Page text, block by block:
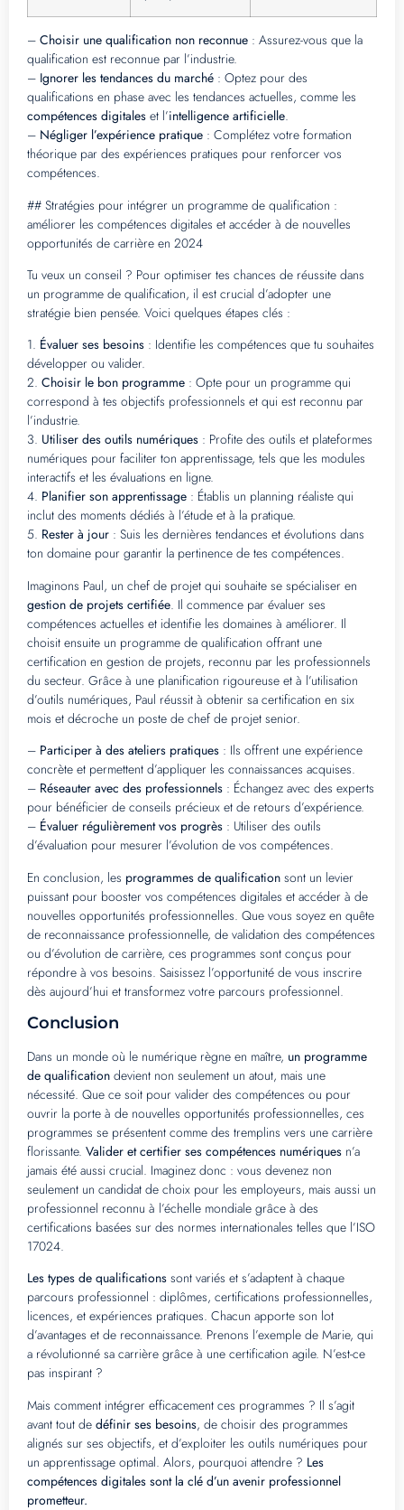
– Choisir une qualification non reconnue : Assurez-vous que la
qualification est reconnue par l’industrie.
– Ignorer les tendances du marché : Optez pour des
qualifications en phase avec les tendances actuelles, comme les
compétences digitales et l’intelligence artificielle.
– Négliger l’expérience pratique : Complétez votre formation
théorique par des expériences pratiques pour renforcer vos
compétences.
## Stratégies pour intégrer un programme de qualification :
améliorer les compétences digitales et accéder à de nouvelles
opportunités de carrière en 2024
Tu veux un conseil ? Pour optimiser tes chances de réussite dans
un programme de qualification, il est crucial d’adopter une
stratégie bien pensée. Voici quelques étapes clés :
1. Évaluer ses besoins : Identifie les compétences que tu souhaites
développer ou valider.
2. Choisir le bon programme : Opte pour un programme qui
correspond à tes objectifs professionnels et qui est reconnu par
l’industrie.
3. Utiliser des outils numériques : Profite des outils et plateformes
numériques pour faciliter ton apprentissage, tels que les modules
interactifs et les évaluations en ligne.
4. Planifier son apprentissage : Établis un planning réaliste qui
inclut des moments dédiés à l’étude et à la pratique.
5. Rester à jour : Suis les dernières tendances et évolutions dans
ton domaine pour garantir la pertinence de tes compétences.
Imaginons Paul, un chef de projet qui souhaite se spécialiser en
gestion de projets certifiée. Il commence par évaluer ses
compétences actuelles et identifie les domaines à améliorer. Il
choisit ensuite un programme de qualification offrant une
certification en gestion de projets, reconnu par les professionnels
du secteur. Grâce à une planification rigoureuse et à l’utilisation
d’outils numériques, Paul réussit à obtenir sa certification en six
mois et décroche un poste de chef de projet senior.
– Participer à des ateliers pratiques : Ils offrent une expérience
concrète et permettent d’appliquer les connaissances acquises.
– Réseauter avec des professionnels : Échangez avec des experts
pour bénéficier de conseils précieux et de retours d’expérience.
– Évaluer régulièrement vos progrès : Utiliser des outils
d’évaluation pour mesurer l’évolution de vos compétences.
En conclusion, les programmes de qualification sont un levier
puissant pour booster vos compétences digitales et accéder à de
nouvelles opportunités professionnelles. Que vous soyez en quête
de reconnaissance professionnelle, de validation des compétences
ou d’évolution de carrière, ces programmes sont conçus pour
répondre à vos besoins. Saisissez l’opportunité de vous inscrire
dès aujourd’hui et transformez votre parcours professionnel.
Conclusion
Dans un monde où le numérique règne en maître, un programme
de qualification devient non seulement un atout, mais une
nécessité. Que ce soit pour valider des compétences ou pour
ouvrir la porte à de nouvelles opportunités professionnelles, ces
programmes se présentent comme des tremplins vers une carrière
florissante. Valider et certifier ses compétences numériques n’a
jamais été aussi crucial. Imaginez donc : vous devenez non
seulement un candidat de choix pour les employeurs, mais aussi un
professionnel reconnu à l’échelle mondiale grâce à des
certifications basées sur des normes internationales telles que l’ISO
17024.
Les types de qualifications sont variés et s’adaptent à chaque
parcours professionnel : diplômes, certifications professionnelles,
licences, et expériences pratiques. Chacun apporte son lot
d’avantages et de reconnaissance. Prenons l’exemple de Marie, qui
a révolutionné sa carrière grâce à une certification agile. N’est-ce
pas inspirant ?
Mais comment intégrer efficacement ces programmes ? Il s’agit
avant tout de définir ses besoins, de choisir des programmes
alignés sur ses objectifs, et d’exploiter les outils numériques pour
un apprentissage optimal. Alors, pourquoi attendre ? Les
compétences digitales sont la clé d’un avenir professionnel
prometteur.